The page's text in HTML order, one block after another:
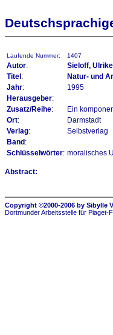
Laufende Nummer: 1407
Autor:
Sieloff, Ulrike
Titel :
Natur- und
Jahr:
1995
Herausgeber:
Zusatz/Reihe:
Ein
Ort:
Darmstadt
Verlag:
Selbstverlag
Band :
Schlüsselwörter: moralisches
Abstract:
Copyright ©2000-2006 by Sibylle
Dortmunder Arbeitsstelle für Piaget-